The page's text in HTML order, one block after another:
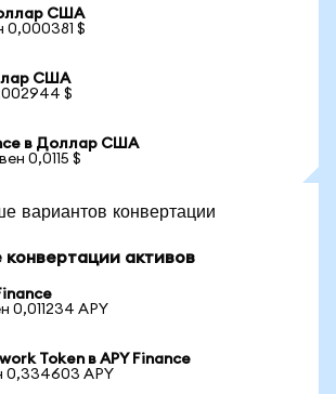
США
0,000381 $
США
$
в Доллар США
0,0115 $
вариантов конвертации
активов
0,011234 APY
Token в APY Finance
0,334603 APY